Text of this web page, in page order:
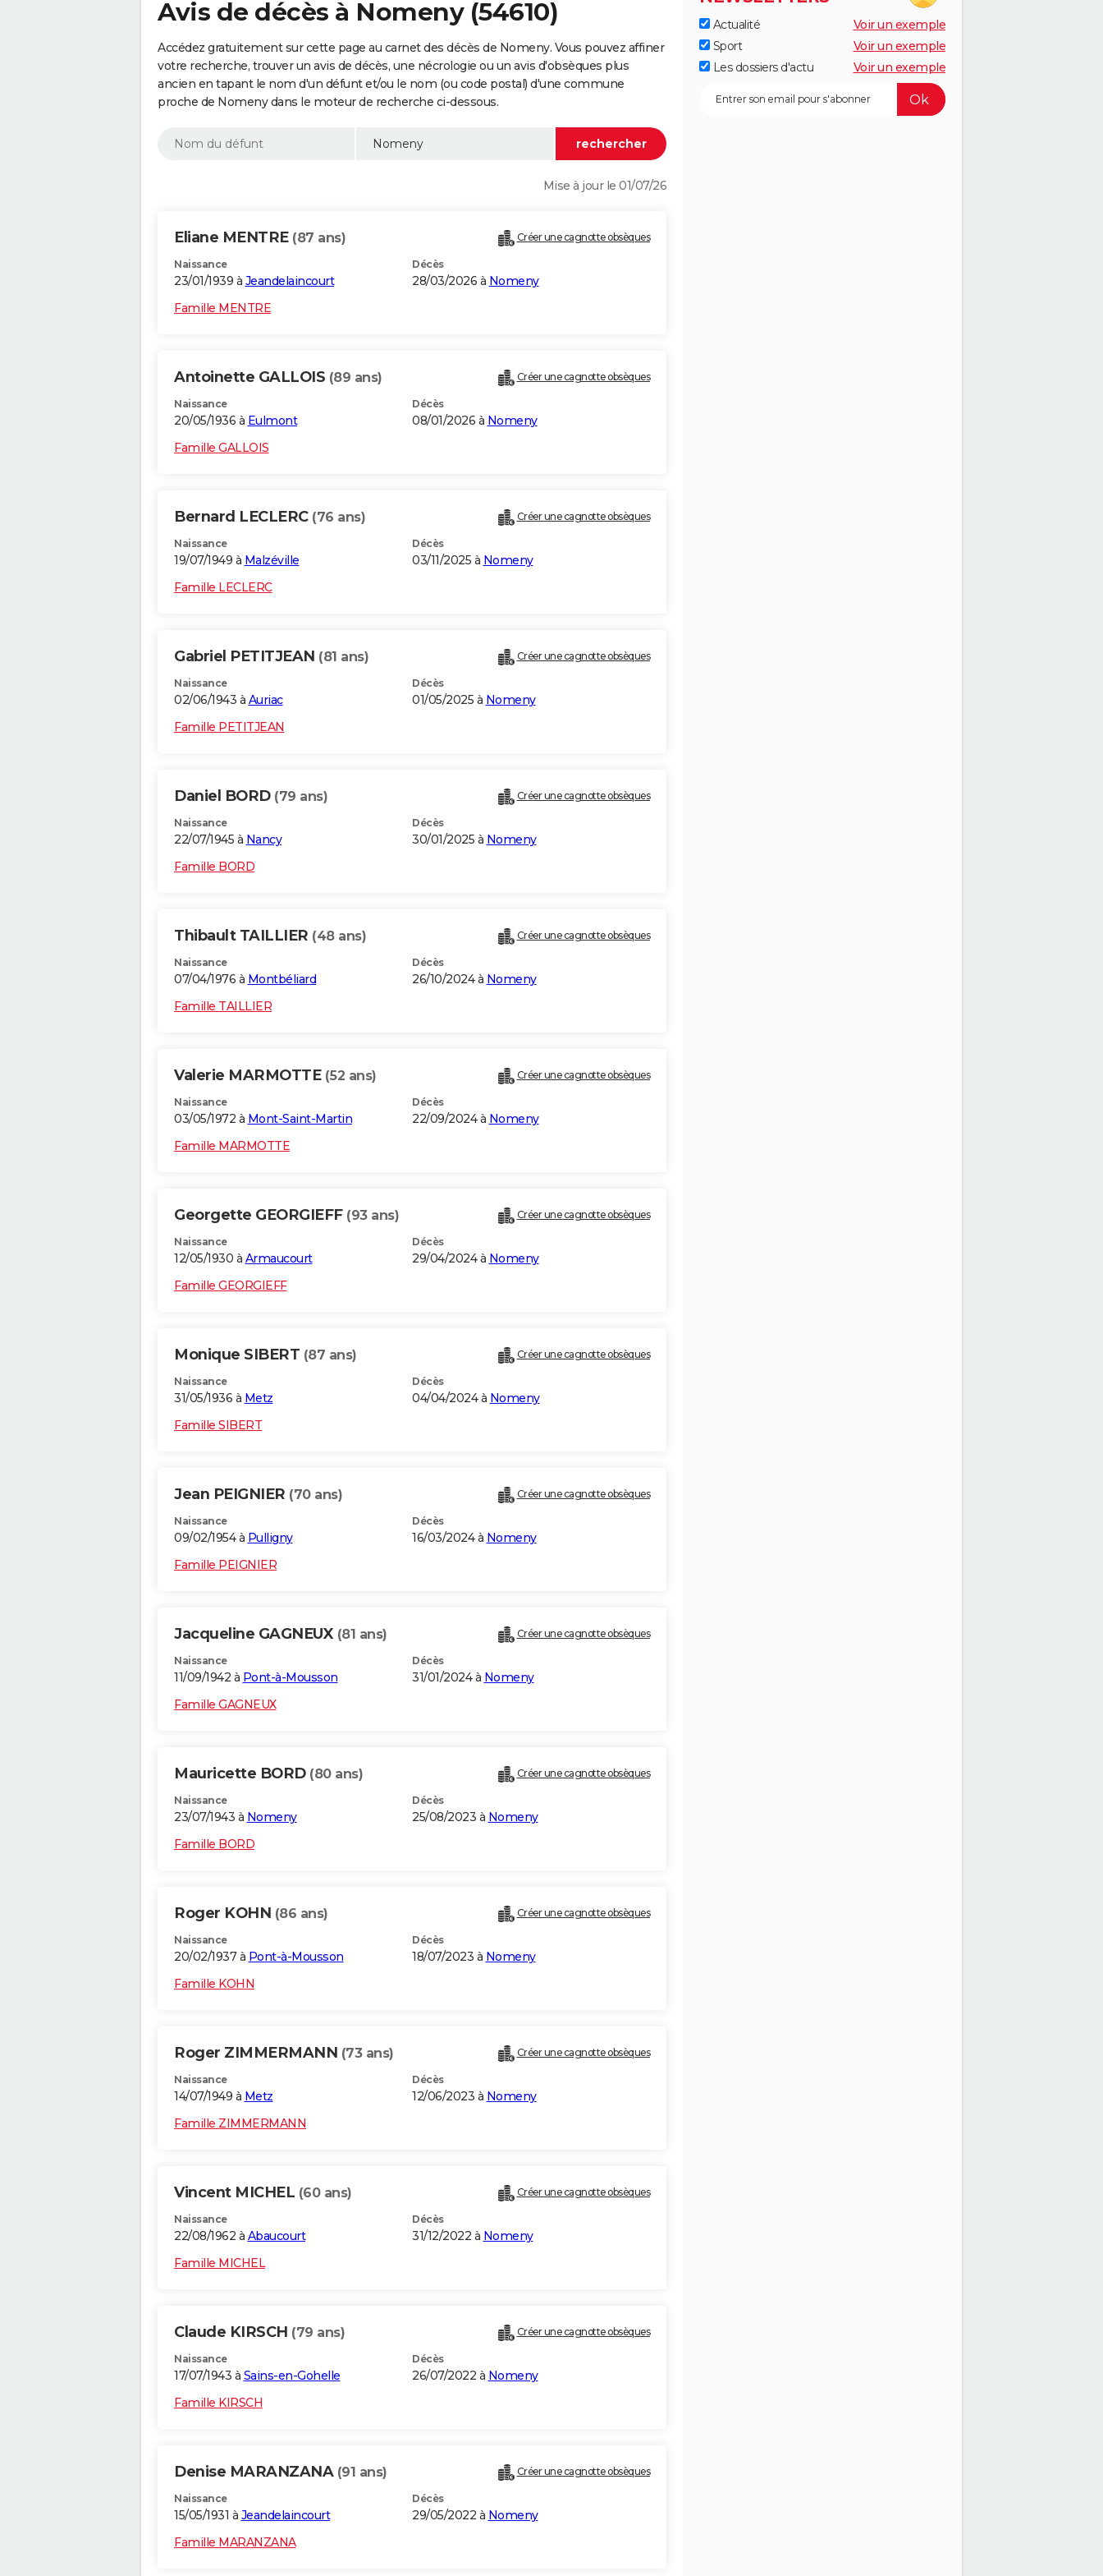
Avis de décès à Nomeny (54610)
Accédez gratuitement sur cette page au carnet des décès de Nomeny. Vous pouvez affiner
votre recherche, trouver un avis de décès, une nécrologie ou un avis d'obsèques plus
ancien en tapant le nom d'un défunt et/ou le nom (ou code postal) d'une commune
proche de Nomeny dans le moteur de recherche ci-dessous.
Mise à jour le 01/07/26
Eliane MENTRE (87 ans) Créer une cagnotte obsèques
Naissance
23/01/1939 à Jeandelaincourt
Décès
28/03/2026 à Nomeny
Famille MENTRE
Antoinette GALLOIS (89 ans) Créer une cagnotte obsèques
Naissance
20/05/1936 à Eulmont
Décès
08/01/2026 à Nomeny
Famille GALLOIS
Bernard LECLERC (76 ans) Créer une cagnotte obsèques
Naissance
19/07/1949 à Malzéville
Décès
03/11/2025 à Nomeny
Famille LECLERC
Gabriel PETITJEAN (81 ans) Créer une cagnotte obsèques
Naissance
02/06/1943 à Auriac
Décès
01/05/2025 à Nomeny
Famille PETITJEAN
Daniel BORD (79 ans) Créer une cagnotte obsèques
Naissance
22/07/1945 à Nancy
Décès
30/01/2025 à Nomeny
Famille BORD
Thibault TAILLIER (48 ans) Créer une cagnotte obsèques
Naissance
07/04/1976 à Montbéliard
Décès
26/10/2024 à Nomeny
Famille TAILLIER
Valerie MARMOTTE (52 ans) Créer une cagnotte obsèques
Naissance
03/05/1972 à Mont-Saint-Martin
Décès
22/09/2024 à Nomeny
Famille MARMOTTE
Georgette GEORGIEFF (93 ans) Créer une cagnotte obsèques
Naissance
12/05/1930 à Armaucourt
Décès
29/04/2024 à Nomeny
Famille GEORGIEFF
Monique SIBERT (87 ans) Créer une cagnotte obsèques
Naissance
31/05/1936 à Metz
Décès
04/04/2024 à Nomeny
Famille SIBERT
Jean PEIGNIER (70 ans) Créer une cagnotte obsèques
Naissance
09/02/1954 à Pulligny
Décès
16/03/2024 à Nomeny
Famille PEIGNIER
Jacqueline GAGNEUX (81 ans) Créer une cagnotte obsèques
Naissance
11/09/1942 à Pont-à-Mousson
Décès
31/01/2024 à Nomeny
Famille GAGNEUX
Mauricette BORD (80 ans) Créer une cagnotte obsèques
Naissance
23/07/1943 à Nomeny
Décès
25/08/2023 à Nomeny
Famille BORD
Roger KOHN (86 ans) Créer une cagnotte obsèques
Naissance
20/02/1937 à Pont-à-Mousson
Décès
18/07/2023 à Nomeny
Famille KOHN
Roger ZIMMERMANN (73 ans) Créer une cagnotte obsèques
Naissance
14/07/1949 à Metz
Décès
12/06/2023 à Nomeny
Famille ZIMMERMANN
Vincent MICHEL (60 ans) Créer une cagnotte obsèques
Naissance
22/08/1962 à Abaucourt
Décès
31/12/2022 à Nomeny
Famille MICHEL
Claude KIRSCH (79 ans) Créer une cagnotte obsèques
Naissance
17/07/1943 à Sains-en-Gohelle
Décès
26/07/2022 à Nomeny
Famille KIRSCH
Denise MARANZANA (91 ans) Créer une cagnotte obsèques
Naissance
15/05/1931 à Jeandelaincourt
Décès
29/05/2022 à Nomeny
Famille MARANZANA
Actualité
Voir un exemple
Sport
Voir un exemple
Les dossiers d'actu
Voir un exemple